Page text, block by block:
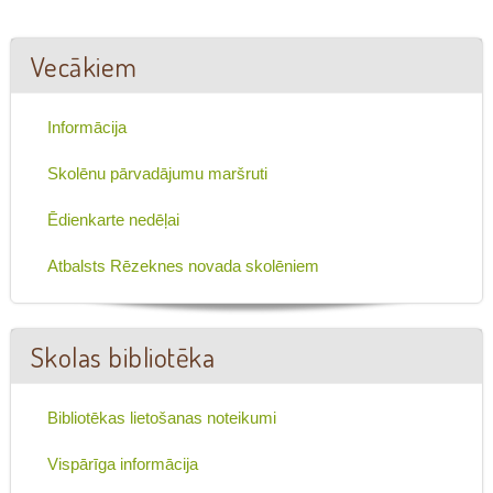
Vecākiem
Informācija
Skolēnu pārvadājumu maršruti
Ēdienkarte nedēļai
Atbalsts Rēzeknes novada skolēniem
Skolas bibliotēka
Bibliotēkas lietošanas noteikumi
Vispārīga informācija